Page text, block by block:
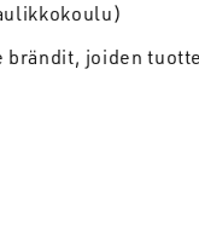
brändit, joiden